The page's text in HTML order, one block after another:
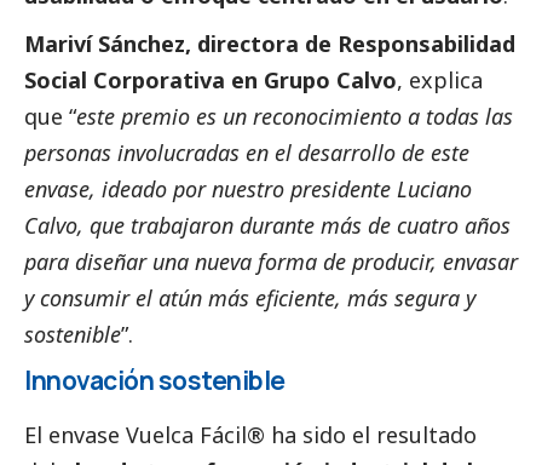
Mariví Sánchez, directora de Responsabilidad
Social Corporativa en Grupo Calvo, explica
que “este premio es un reconocimiento a todas las
personas involucradas en el desarrollo de este
envase, ideado por nuestro presidente Luciano
Calvo, que trabajaron durante más de cuatro años
para diseñar una nueva forma de producir, envasar
y consumir el atún más eficiente, más segura y
sostenible”.
Innovación sostenible
El envase Vuelca Fácil® ha sido el resultado